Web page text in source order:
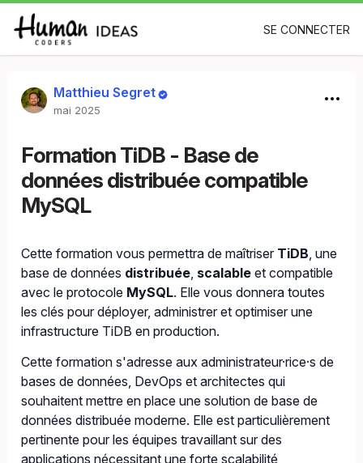
SE CONNECTER
Matthieu Segret
mai 2025
Formation TiDB - Base de
données distribuée compatible
MySQL
Cette formation vous permettra de maîtriser TiDB, une
base de données distribuée, scalable et compatible
avec le protocole MySQL. Elle vous donnera toutes
les clés pour déployer, administrer et optimiser une
infrastructure TiDB en production.
Cette formation s'adresse aux administrateur·rice·s de
bases de données, DevOps et architectes qui
souhaitent mettre en place une solution de base de
données distribuée moderne. Elle est particulièrement
pertinente pour les équipes travaillant sur des
applications nécessitant une forte scalabilité